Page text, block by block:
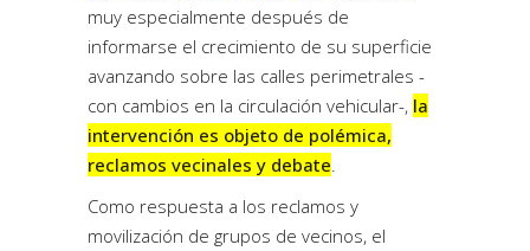
muy especialmente después de
informarse el crecimiento de su superficie
avanzando sobre las calles perimetrales -
con cambios en la circulación vehicular-, la
intervención es objeto de polémica,
reclamos vecinales y debate
Como respuesta a los reclamos y
movilización de grupos de vecinos, el